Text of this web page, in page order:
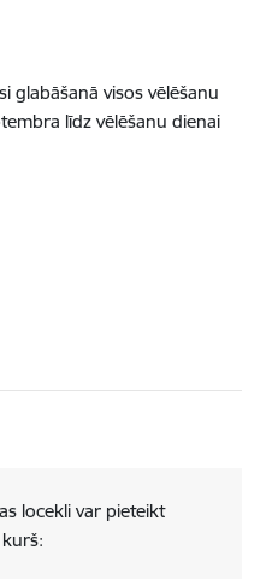
glabāšanā visos vēlēšanu
līdz vēlēšanu dienai
locekli var pieteikt
kurš: